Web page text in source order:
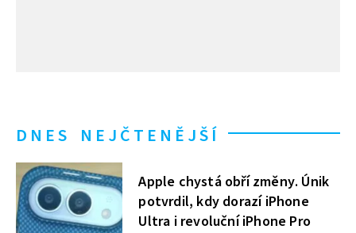
DNES NEJČTENĚJŠÍ
Apple chystá obří změny. Únik
potvrdil, kdy dorazí iPhone
Ultra i revoluční iPhone Pro